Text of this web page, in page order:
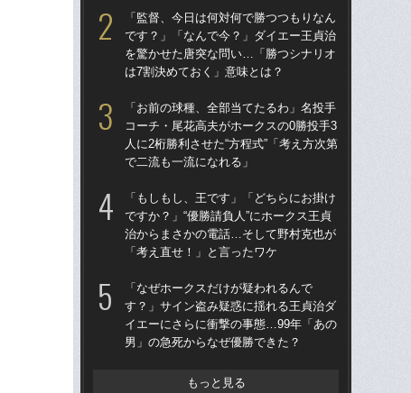
「監督、今日は何対何で勝つつもりなん
です？」「なんで今？」ダイエー王貞治
を驚かせた唐突な問い…「勝つシナリオ
は7割決めておく」意味とは？
「お前の球種、全部当てたるわ」名投手
コーチ・尾花高夫がホークスの0勝投手3
人に2桁勝利させた“方程式”「考え方次第
で二流も一流になれる」
「もしもし、王です」「どちらにお掛け
ですか？」“優勝請負人”にホークス王貞
治からまさかの電話…そして野村克也が
「考え直せ！」と言ったワケ
「なぜホークスだけが疑われるんで
す？」サイン盗み疑惑に揺れる王貞治ダ
イエーにさらに衝撃の事態…99年「あの
男」の急死からなぜ優勝できた？
もっと見る